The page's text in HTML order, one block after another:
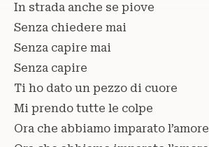
In strada anche se piove
Senza chiedere mai
Senza capire mai
Senza capire
Ti ho dato un pezzo di cuore
Mi prendo tutte le colpe
Ora che abbiamo imparato l’amore